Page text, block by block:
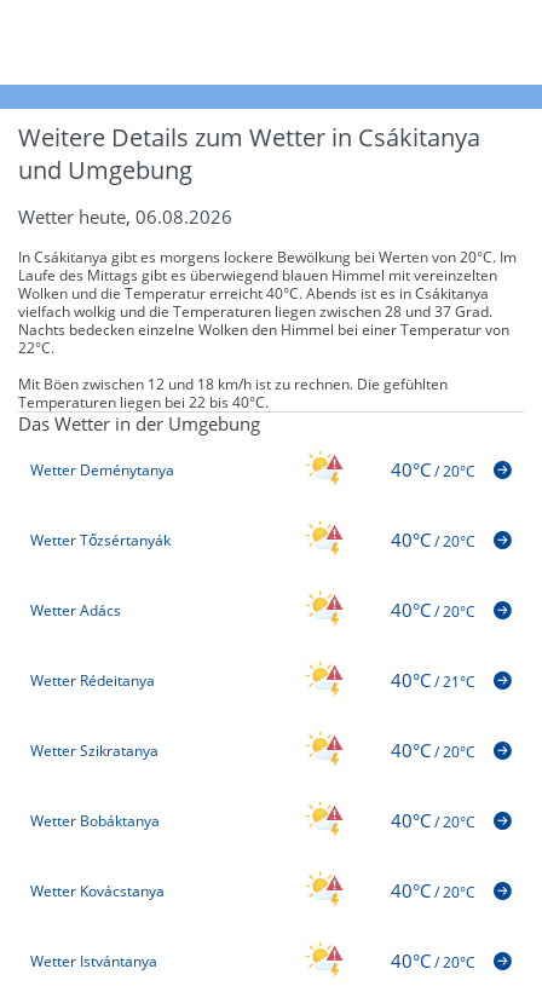
Weitere Details zum Wetter in Csákitanya
und Umgebung
Wetter heute, 06.08.2026
In Csákitanya gibt es morgens lockere Bewölkung bei Werten von 20°C. Im
Laufe des Mittags gibt es überwiegend blauen Himmel mit vereinzelten
Wolken und die Temperatur erreicht 40°C. Abends ist es in Csákitanya
vielfach wolkig und die Temperaturen liegen zwischen 28 und 37 Grad.
Nachts bedecken einzelne Wolken den Himmel bei einer Temperatur von
22°C.
Mit Böen zwischen 12 und 18 km/h ist zu rechnen. Die gefühlten
Temperaturen liegen bei 22 bis 40°C.
Das Wetter in der Umgebung
Wetter Deménytanya 40°C/20°C
Wetter Tőzsértanyák 40°C/20°C
Wetter Adács 40°C/20°C
Wetter Rédeitanya 40°C/21°C
Wetter Szikratanya 40°C/20°C
Wetter Bobáktanya 40°C/20°C
Wetter Kovácstanya 40°C/20°C
Wetter Istvántanya 40°C/20°C